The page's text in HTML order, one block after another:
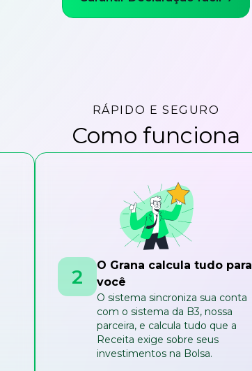
RÁPIDO E SEGURO
Como funciona
2
O Grana calcula tudo para
você
O sistema sincroniza sua conta
com o sistema da B3, nossa
parceira, e calcula tudo que a
Receita exige sobre seus
investimentos na Bolsa.